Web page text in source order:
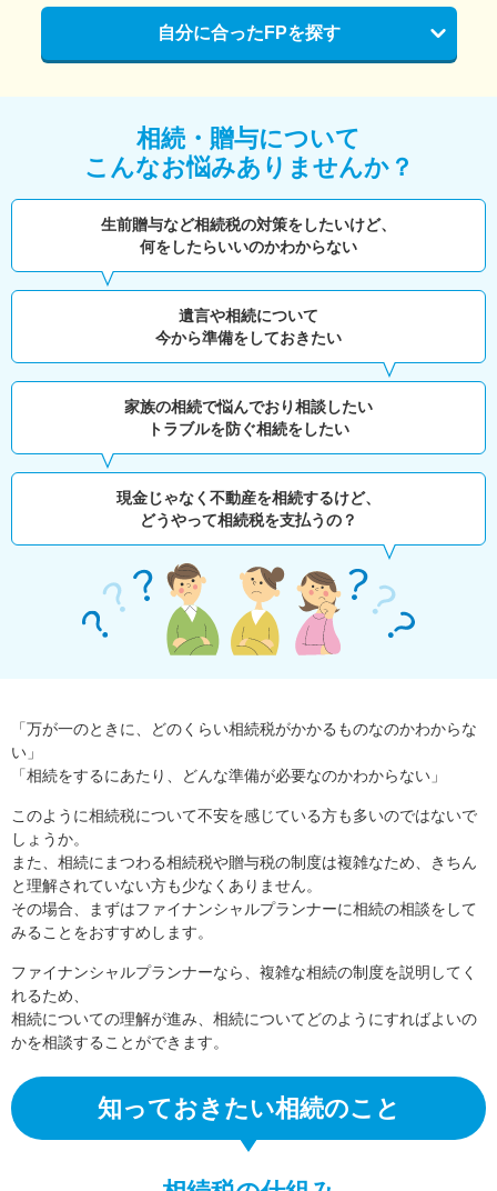
自分に合ったFPを探す
相続・贈与について
こんなお悩みありませんか？
生前贈与など相続税の対策をしたいけど、
何をしたらいいのかわからない
遺言や相続について
今から準備をしておきたい
家族の相続で悩んでおり相談したい
トラブルを防ぐ相続をしたい
現金じゃなく不動産を相続するけど、
どうやって相続税を支払うの？
「万が一のときに、どのくらい相続税がかかるものなのかわからな
い」
「相続をするにあたり、どんな準備が必要なのかわからない」
このように相続税について不安を感じている方も多いのではないで
しょうか。
また、相続にまつわる相続税や贈与税の制度は複雑なため、きちん
と理解されていない方も少なくありません。
その場合、まずはファイナンシャルプランナーに相続の相談をして
みることをおすすめします。
ファイナンシャルプランナーなら、複雑な相続の制度を説明してく
れるため、
相続についての理解が進み、相続についてどのようにすればよいの
かを相談することができます。
知っておきたい相続のこと